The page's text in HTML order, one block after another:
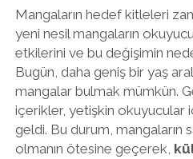
Mangaların hedef kitleleri
yeni nesil mangaların
etkilerini ve bu değişimin
Bugün, daha geniş bir yaş
mangalar bulmak mümkün.
içerikler, yetişkin okuyucular
geldi. Bu durum, mangaların
olmanın ötesine geçerek,